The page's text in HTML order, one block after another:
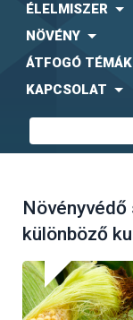
ÉLELMISZER
NÖVÉNY
ÁTFOGÓ TÉMÁK
KAPCSOLAT
különböző